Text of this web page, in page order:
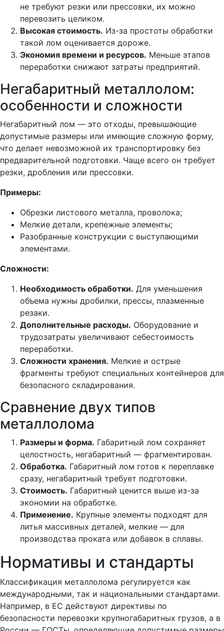
не требуют резки или прессовки, их можно
перевозить целиком.
Высокая стоимость. Из-за простоты обработки
такой лом оценивается дороже.
Экономия времени и ресурсов. Меньше этапов
переработки снижают затраты предприятий.
Негабаритный металлолом:
особенности и сложности
Негабаритный лом — это отходы, превышающие
допустимые размеры или имеющие сложную форму,
что делает невозможной их транспортировку без
предварительной подготовки. Чаще всего он требует
резки, дробления или прессовки.
Примеры:
Обрезки листового металла, проволока;
Мелкие детали, крепежные элементы;
Разобранные конструкции с выступающими
элементами.
Сложности:
Необходимость обработки. Для уменьшения
объема нужны дробилки, прессы, плазменные
резаки.
Дополнительные расходы. Оборудование и
трудозатраты увеличивают себестоимость
переработки.
Сложности хранения. Мелкие и острые
фрагменты требуют специальных контейнеров для
безопасного складирования.
Сравнение двух типов
металлолома
Размеры и форма. Габаритный лом сохраняет
целостность, негабаритный — фрагментирован.
Обработка. Габаритный лом готов к переплавке
сразу, негабаритный требует подготовки.
Стоимость. Габаритный ценится выше из-за
экономии на обработке.
Применение. Крупные элементы подходят для
литья массивных деталей, мелкие — для
производства проката или добавок в сплавы.
Нормативы и стандарты
Классификация металлолома регулируется как
международными, так и национальными стандартами.
Например, в ЕС действуют директивы по
безопасности перевозки крупногабаритных грузов, а в